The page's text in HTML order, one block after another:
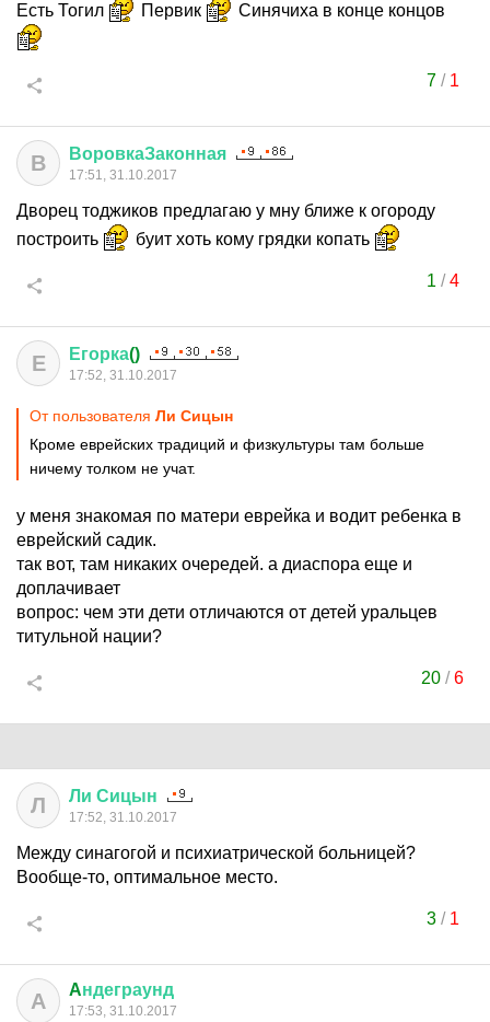
Есть Тогил Первик Синячиха в конце концов
7/ 1
В ВоровкаЗаконная
17:51, 31.10.2017
Дворец тоджиков предлагаю у мну ближе к огороду
построить
буит хоть кому грядки копать
1 /4
Е Егорка()
17:52, 31.10.2017
От пользователя Ли Сицын
Кроме еврейских традиций и физкультуры там больше
ничему толком не учат.
у меня знакомая по матери еврейка и водит ребенка в
еврейский садик.
так вот, там никаких очередей. а диаспора еще и
доплачивает
вопрос: чем эти дети отличаются от детей уральцев
титульной нации?
20 /6
Л Ли Сицын
17:52, 31.10.2017
Между синагогой и психиатрической больницей?
Вообще-то, оптимальное место.
3/ 1
A Aндеграунд
17:53, 31.10.2017